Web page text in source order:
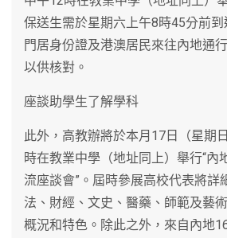
保送生需於星期六上午8時45分前
門居身份證及港澳居民來往內地通
以供核對。
座談助學生了解學科
此外，高教辦將於本月17日（星期
時在教業中學（地址同上）舉行“內
流座談會”。屆時參展高校代表將詳
法、財經、文史、醫藥、師範及藝
概況和特色。除此之外，來自內地